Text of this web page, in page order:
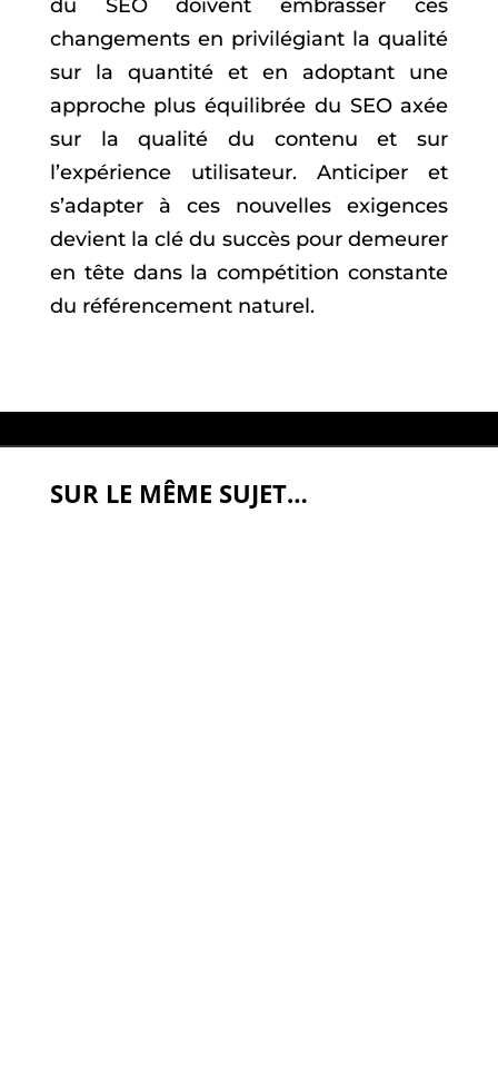
du SEO doivent embrasser ces
changements en privilégiant la qualité
sur la quantité et en adoptant une
approche plus équilibrée du SEO axée
sur la qualité du contenu et sur
l’expérience utilisateur. Anticiper et
s’adapter à ces nouvelles exigences
devient la clé du succès pour demeurer
en tête dans la compétition constante
du référencement naturel.
SUR LE MÊME SUJET…